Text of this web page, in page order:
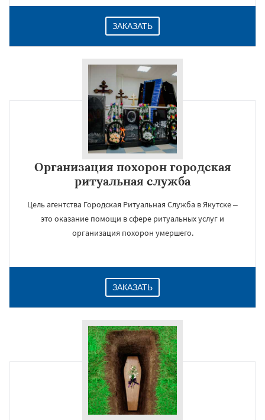
ЗАКАЗАТЬ
Организация похорон городская
ритуальная служба
Цель агентства Городская Ритуальная Служба в Якутске –
это оказание помощи в сфере ритуальных услуг и
организация похорон умершего.
ЗАКАЗАТЬ